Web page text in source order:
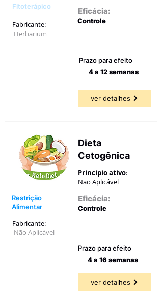
Fitoterápico
Fabricante:
Herbarium
Eficácia:
Controle
Prazo para efeito
4 a 12 semanas
ver detalhes
Restrição
Alimentar
Fabricante:
Não Aplicável
Dieta
Cetogênica
Principio ativo:
Não Aplicável
Eficácia:
Controle
Prazo para efeito
4 a 16 semanas
ver detalhes